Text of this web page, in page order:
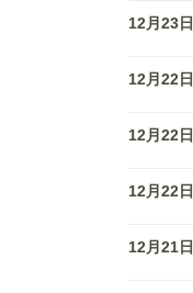
12月23日
12月22日
12月22日
12月22日
12月21日